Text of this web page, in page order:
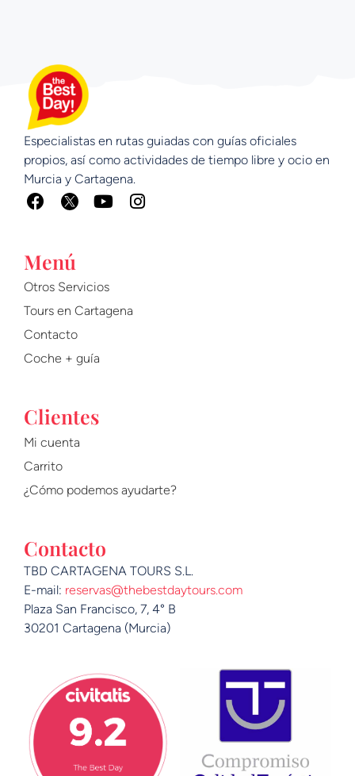
Especialistas en rutas guiadas con guías oficiales
propios, así como actividades de tiempo libre y ocio en
Murcia y Cartagena.
F
a
b
o
k
Y
o
b
I
n
Menú
Otros Servicios
Tours en Cartagena
Contacto
Coche + guía
Clientes
Mi cuenta
Carrito
¿Cómo podemos ayudarte?
Contacto
TBD CARTAGENA TOURS S.L.
E-mail: reservas@thebestdaytours.com
Plaza San Francisco, 7, 4° B
30201 Cartagena (Murcia)